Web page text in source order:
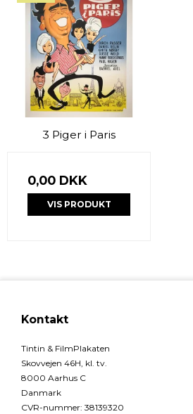
3 Piger i Paris
0,00 DKK
VIS PRODUKT
Kontakt
Tintin & FilmPlakaten
Skovvejen 46H, kl. tv.
8000 Aarhus C
Danmark
CVR-nummer: 38139320